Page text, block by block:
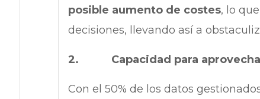
posible aumento de costes, lo
decisiones, llevando así a
2. Capacidad para
Con el 50% de los datos